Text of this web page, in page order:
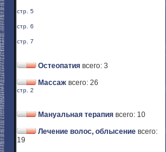
стр. 5
стр. 6
стр. 7
Остеопатия всего: 3
Массаж всего: 26
стр. 2
Мануальная терапия всего: 10
Лечение волос, облысение всего:
19